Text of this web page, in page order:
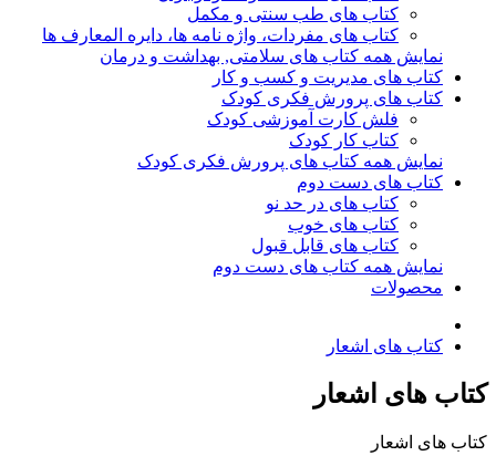
کتاب های طب سنتی و مکمل
کتاب های مفردات، واژه نامه ها، دایره المعارف ها
نمایش همه کتاب های سلامتی, بهداشت و درمان
کتاب های مدیریت و کسب و کار
کتاب های پرورش فکری کودک
فلش کارت آموزشی کودک
کتاب کار کودک
نمایش همه کتاب های پرورش فکری کودک
کتاب های دست دوم
کتاب های در حد نو
کتاب های خوب
کتاب های قابل قبول
نمایش همه کتاب های دست دوم
محصولات
کتاب های اشعار
کتاب های اشعار
کتاب های اشعار